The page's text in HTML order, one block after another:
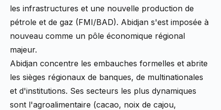
les infrastructures et une nouvelle production de
pétrole et de gaz (FMI/BAD). Abidjan s'est imposée à
nouveau comme un pôle économique régional
majeur.
Abidjan concentre les embauches formelles et abrite
les sièges régionaux de banques, de multinationales
et d'institutions. Ses secteurs les plus dynamiques
sont l'agroalimentaire (cacao, noix de cajou,